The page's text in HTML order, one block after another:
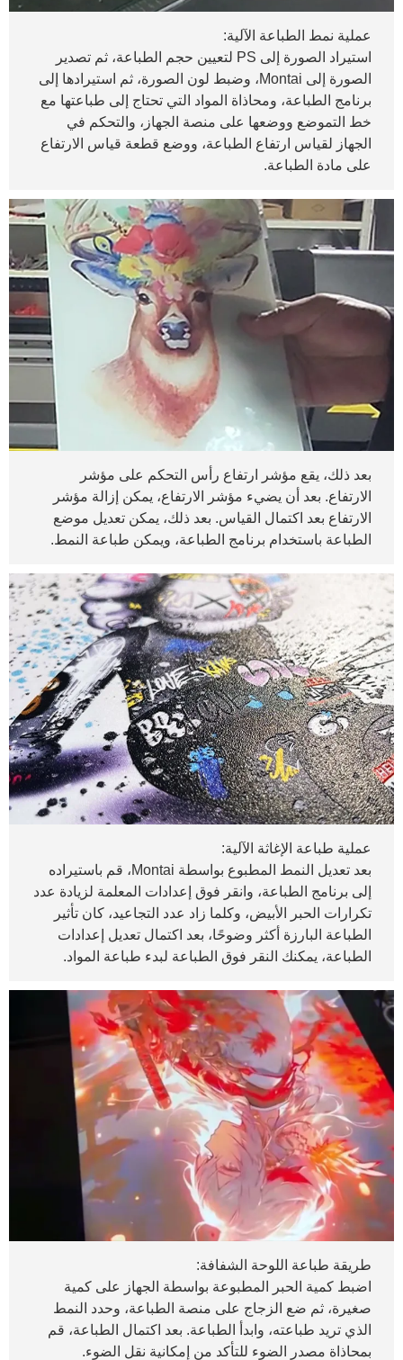
عملية نمط الطباعة الآلية:
استيراد الصورة إلى PS لتعيين حجم الطباعة، ثم تصدير
الصورة إلى Montai، وضبط لون الصورة، ثم استيرادها إلى
برنامج الطباعة، ومحاذاة المواد التي تحتاج إلى طباعتها مع
خط التموضع ووضعها على منصة الجهاز، والتحكم في
الجهاز لقياس ارتفاع الطباعة، ووضع قطعة قياس الارتفاع
على مادة الطباعة.
بعد ذلك، يقع مؤشر ارتفاع رأس التحكم على مؤشر
الارتفاع. بعد أن يضيء مؤشر الارتفاع، يمكن إزالة مؤشر
الارتفاع بعد اكتمال القياس. بعد ذلك، يمكن تعديل موضع
الطباعة باستخدام برنامج الطباعة، ويمكن طباعة النمط.
عملية طباعة الإغاثة الآلية:
بعد تعديل النمط المطبوع بواسطة Montai، قم باستيراده
إلى برنامج الطباعة، وانقر فوق إعدادات المعلمة لزيادة عدد
تكرارات الحبر الأبيض، وكلما زاد عدد التجاعيد، كان تأثير
الطباعة البارزة أكثر وضوحًا، بعد اكتمال تعديل إعدادات
الطباعة، يمكنك النقر فوق الطباعة لبدء طباعة المواد.
طريقة طباعة اللوحة الشفافة:
اضبط كمية الحبر المطبوعة بواسطة الجهاز على كمية
صغيرة، ثم ضع الزجاج على منصة الطباعة، وحدد النمط
الذي تريد طباعته، وابدأ الطباعة. بعد اكتمال الطباعة، قم
بمحاذاة مصدر الضوء للتأكد من إمكانية نقل الضوء.